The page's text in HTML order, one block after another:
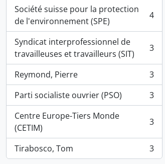
Société suisse pour la protection
de l'environnement (SPE)
, 4 résultats 4
Syndicat interprofessionnel de
travailleuses et travailleurs (SIT)
, 3 résultats 3
Reymond, Pierre
, 3 résultats
3
Parti socialiste ouvrier (PSO)
, 3 résultats
3
Centre Europe-Tiers Monde
(CETIM)
, 3 résultats 3
Tirabosco, Tom
, 3 résultats 3